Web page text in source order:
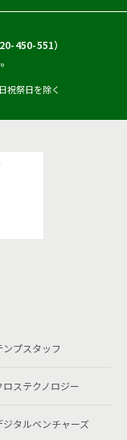
450-551）
祝祭日を除く
ンプスタッフ
ステクノロジー
ジタルベンチャーズ